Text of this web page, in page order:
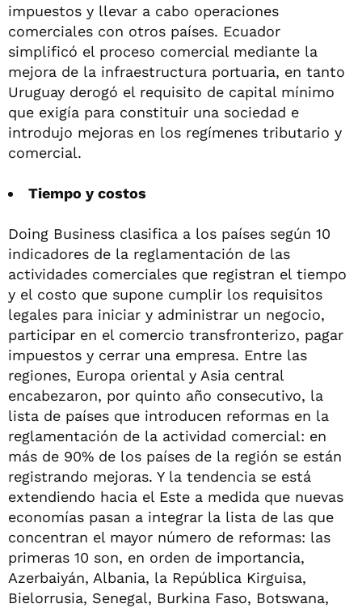
impuestos y llevar a cabo operaciones
comerciales con otros países. Ecuador
simplificó el proceso comercial mediante la
mejora de la infraestructura portuaria, en tanto
Uruguay derogó el requisito de capital mínimo
que exigía para constituir una sociedad e
introdujo mejoras en los regímenes tributario y
comercial.
Tiempo y costos
Doing Business clasifica a los países según 10
indicadores de la reglamentación de las
actividades comerciales que registran el tiempo
y el costo que supone cumplir los requisitos
legales para iniciar y administrar un negocio,
participar en el comercio transfronterizo, pagar
impuestos y cerrar una empresa. Entre las
regiones, Europa oriental y Asia central
encabezaron, por quinto año consecutivo, la
lista de países que introducen reformas en la
reglamentación de la actividad comercial: en
más de 90% de los países de la región se están
registrando mejoras. Y la tendencia se está
extendiendo hacia el Este a medida que nuevas
economías pasan a integrar la lista de las que
concentran el mayor número de reformas: las
primeras 10 son, en orden de importancia,
Azerbaiyán, Albania, la República Kirguisa,
Bielorrusia, Senegal, Burkina Faso, Botswana,